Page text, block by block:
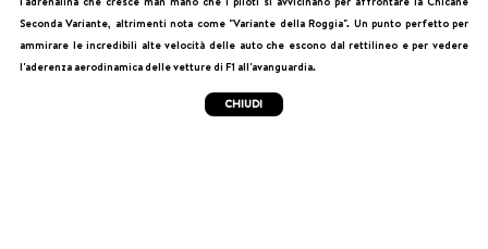
Seconda Variante, altrimenti nota come "Variante della Roggia". Un punto perfetto per
ammirare le incredibili alte velocità delle auto che escono dal rettilineo e per vedere
l'aderenza aerodinamica delle vetture di F1 all'avanguardia.
CHIUDI